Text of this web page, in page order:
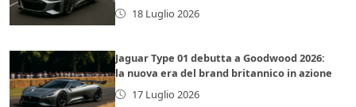
18 Luglio 2026
Jaguar Type 01 debutta a Goodwood 2026:
la nuova era del brand britannico in azione
17 Luglio 2026